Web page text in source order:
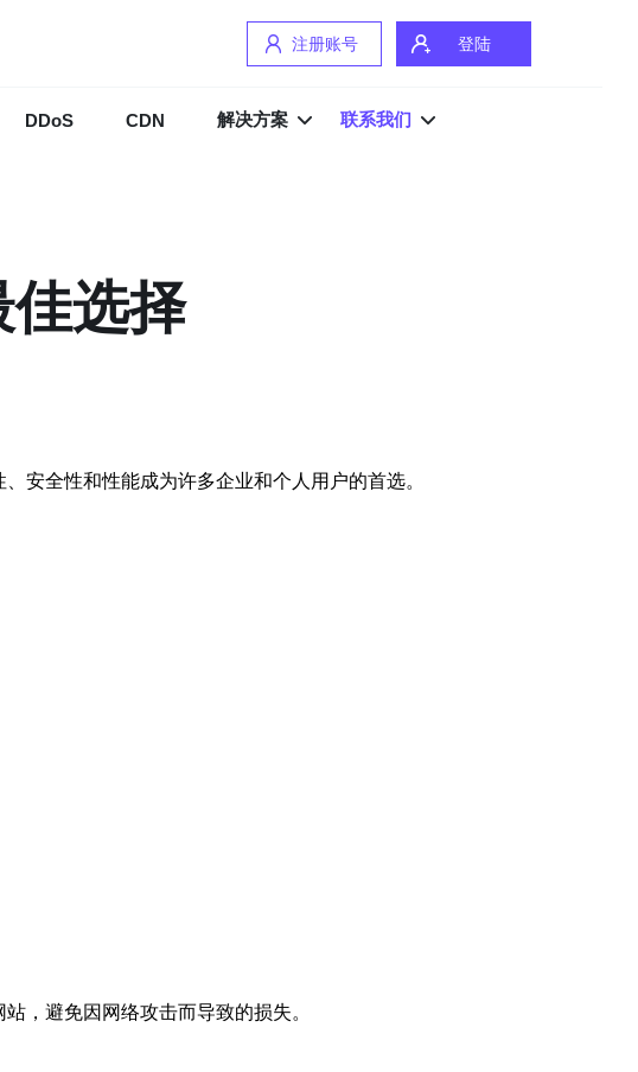
注册账号 登陆
DDoS CDN 解决方案 联系我们
佳选择
安全性和性能成为许多企业和个人用户的首选。
，避免因网络攻击而导致的损失。